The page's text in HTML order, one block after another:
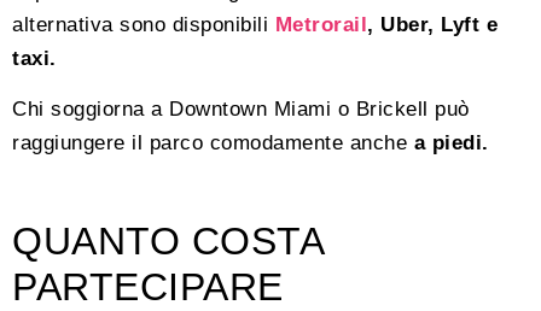
alternativa sono disponibili Metrorail, Uber, Lyft e
taxi.
Chi soggiorna a Downtown Miami o Brickell può
raggiungere il parco comodamente anche a piedi.
QUANTO COSTA
PARTECIPARE